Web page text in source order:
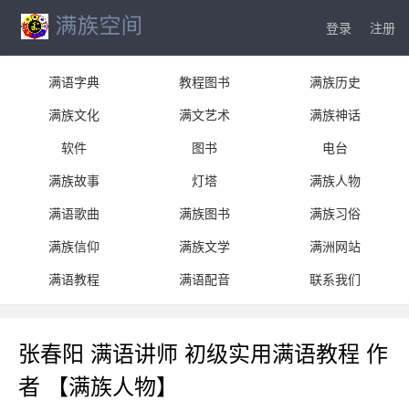
登录 注册
满语字典 教程图书
满族历史
满族文化
满文艺术
满族神话
软件
图书
电台
满族故事
灯塔
满族人物
满语歌曲
满族图书
满族习俗
满族信仰
满族文学
满洲网站
满语教程
满语配音 联系我们
张春阳 满语讲师 初级实用满语教程 作
者 【满族人物】